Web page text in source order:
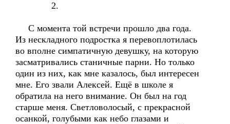
2.
С момента той встречи прошло два года.
Из нескладного подростка я перевоплотилась
во вполне симпатичную девушку, на которую
засматривались станичные парни. Но только
один из них, как мне казалось, был интересен
мне. Его звали Алексей. Ещё в школе я
обратила на него внимание. Он был на год
старше меня. Светловолосый, с прекрасной
осанкой, голубыми как небо глазами и